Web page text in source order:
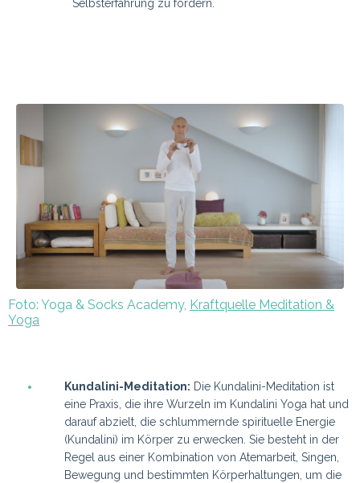
Selbsterfahrung zu fördern.
Foto: Yoga & Socks Academy, Kraftquelle Meditation &
Yoga
Kundalini-Meditation: Die Kundalini-Meditation ist
eine Praxis, die ihre Wurzeln im Kundalini Yoga hat und
darauf abzielt, die schlummernde spirituelle Energie
(Kundalini) im Körper zu erwecken. Sie besteht in der
Regel aus einer Kombination von Atemarbeit, Singen,
Bewegung und bestimmten Körperhaltungen, um die